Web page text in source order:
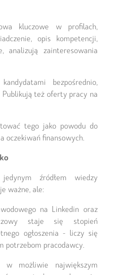
kluczowe w profilach,
opis kompetencji,
analizują zainteresowania
bezpośrednio,
Publikują też oferty pracy na
tego jako powodu do
oczekiwań finansowych.
źródłem wiedzy
ważne, ale:
na Linkedin oraz
staje się stopień
ogłoszenia - liczy się
potrzebom pracodawcy.
w możliwie największym